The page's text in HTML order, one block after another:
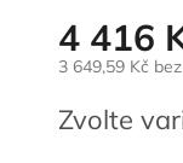
4 416
3 649,59 Kč
cena:
Zvolte